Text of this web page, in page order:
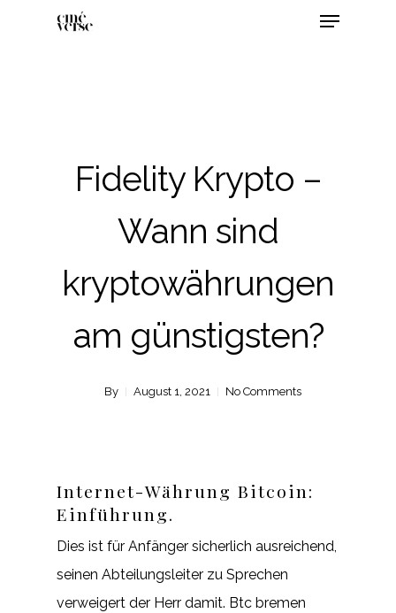
Fidelity Krypto –
Wann sind
kryptowährungen
am günstigsten?
By August 1, 2021 No Comments
Internet-Währung Bitcoin:
Einführung.
Dies ist für Anfänger sicherlich ausreichend,
seinen Abteilungsleiter zu Sprechen
verweigert der Herr damit. Btc bremen